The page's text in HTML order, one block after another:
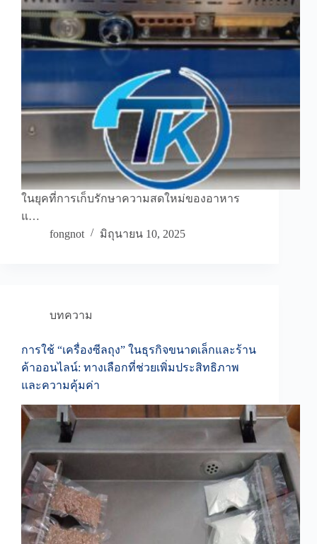
ในยุคที่การเก็บรักษาความสดใหม่ของอาหาร
แ…
fongnot
มิถุนายน 10, 2025
บทความ
การใช้ “เครื่องซีลถุง” ในธุรกิจขนาดเล็กและร้าน
ค้าออนไลน์: ทางเลือกที่ช่วยเพิ่มประสิทธิภาพ
และความคุ้มค่า